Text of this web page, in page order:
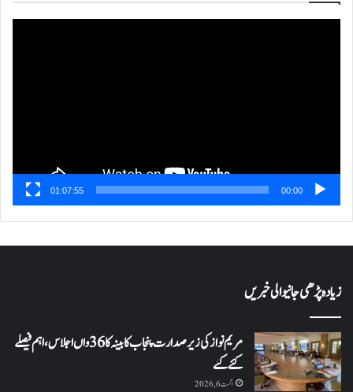
00:00
01:07:55
زیادہ پڑھی جانیوالی خبریں
مریم نواز کی زیر صدارت پنجاب کابینہ کا 36واں اجلاس،اہم فیصلے
کئے گئے
اگست 6, 2026